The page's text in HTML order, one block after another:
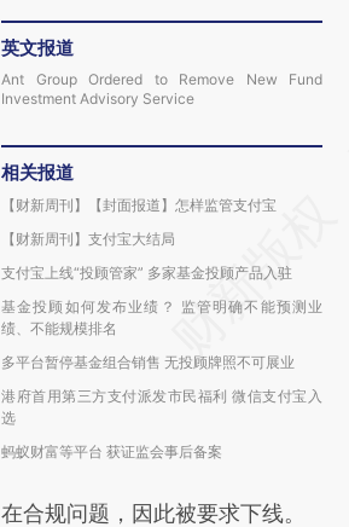
英文报道
Ant Group Ordered to Remove New Fund
Investment Advisory Service
相关报道
【财新周刊】【封面报道】怎样监管支付宝
【财新周刊】支付宝大结局
支付宝上线“投顾管家” 多家基金投顾产品入驻
基金投顾如何发布业绩？ 监管明确不能预测业
绩、不能规模排名
多平台暂停基金组合销售 无投顾牌照不可展业
港府首用第三方支付派发市民福利 微信支付宝入
选
蚂蚁财富等平台 获证监会事后备案
在合规问题，因此被要求下线。